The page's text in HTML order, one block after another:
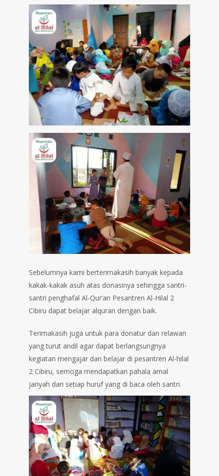
Sebelumnya kami berterimakasih banyak kepada
kakak-kakak asuh atas donasinya sehingga santri-
santri penghafal Al-Qur’an Pesantren Al-Hilal 2
Cibiru dapat belajar alquran dengan baik.
Terimakasih juga untuk para donatur dan relawan
yang turut andil agar dapat berlangsungnya
kegiatan mengajar dan belajar di pesantren Al-hilal
2 Cibiru, semoga mendapatkan pahala amal
jariyah dari setiap huruf yang di baca oleh santri.